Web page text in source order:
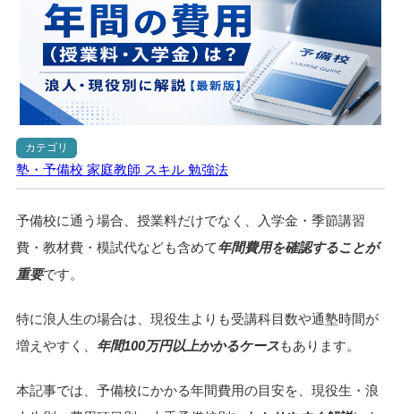
カテゴリ
塾・予備校 家庭教師 スキル 勉強法
予備校に通う場合、授業料だけでなく、入学金・季節講習
費・教材費・模試代なども含めて年間費用を確認することが
重要です。
特に浪人生の場合は、現役生よりも受講科目数や通塾時間が
増えやすく、 年間100万円以上かかるケース もあります。
本記事では、予備校にかかる年間費用の目安を、現役生・浪